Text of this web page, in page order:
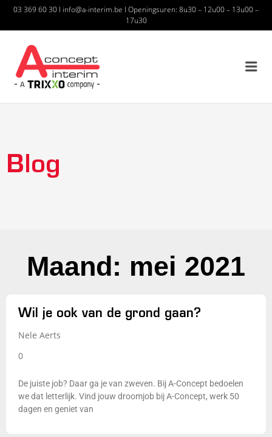
03 369 60 30 I info@a-interim.be I Openingsuren: 8u30 – 12u00 – 13u00 –
17u30
Blog
Maand: mei 2021
Wil je ook van de grond gaan?
Nele Aerts
0
De juiste job? Daar ga je van zweven. Bij A-Concept bedoelen
we dat letterlijk. Vind jouw droomjob bij A-Concept, werk 50
dagen en geniet van